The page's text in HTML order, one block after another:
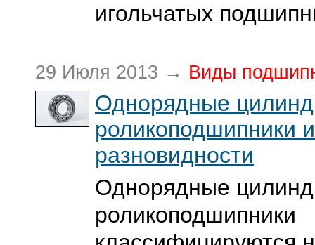
игольчатых
29 Июля 2013 → Виды
Однорядные
роликоподшипники
разновидности
Однорядные
роликоподшипники